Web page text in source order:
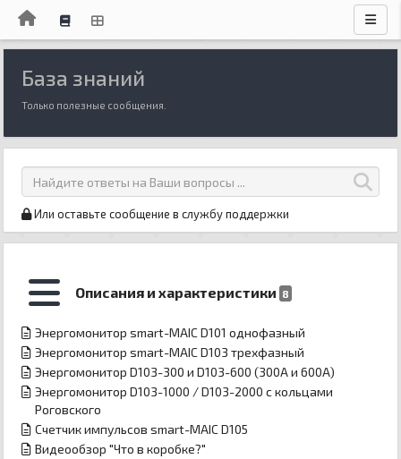
База знаний
Только полезные сообщения.
Или оставьте сообщение в службу поддержки
Описания и характеристики 8
Энергомонитор smart-MAIC D101 однофазный
Энергомонитор smart-MAIC D103 трехфазный
Энергомонитор D103-300 и D103-600 (300A и 600A)
Энергомонитор D103-1000 / D103-2000 с кольцами
Роговского
Счетчик импульсов smart-MAIC D105
Видеообзор "Что в коробке?"